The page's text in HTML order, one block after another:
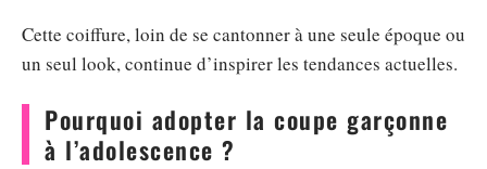
Cette coiffure, loin de se cantonner à une seule époque ou
un seul look, continue d’inspirer les tendances actuelles.
Pourquoi adopter la coupe garçonne
à l’adolescence ?